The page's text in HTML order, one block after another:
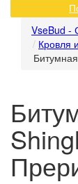
VseBud -
Кровля